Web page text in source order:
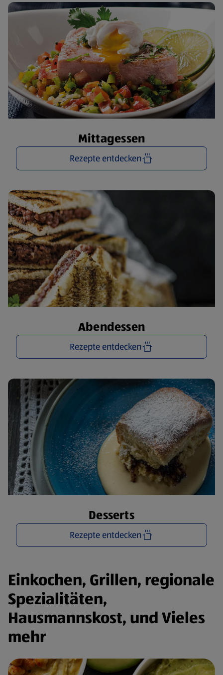
Mittagessen
Rezepte entdecken
Abendessen
Rezepte entdecken
Desserts
Rezepte entdecken
Einkochen, Grillen, regionale
Spezialitäten,
Hausmannskost, und Vieles
mehr